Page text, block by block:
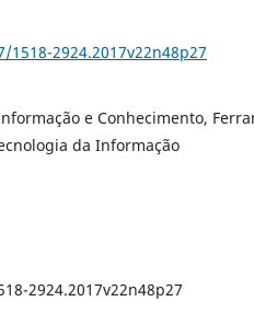
2924.2017v22n48p27
e Conhecimento,
da Informação
2924.2017v22n48p27